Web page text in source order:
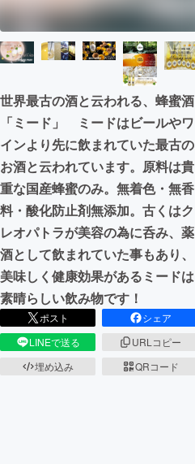
CAMPFIREふるさと納税
世界最古の酒と云われる、蜂蜜酒
「ミード」 ミードはビールやワ
インより先に飲まれていた最古の
お酒と云われています。原料は貴
重な国産蜂蜜のみ。無着色・無香
料・酸化防止剤無添加。古くはク
レオパトラが美容の為に呑み、薬
酒として飲まれていた事もあり、
美味しく健康効果があるミードは
素晴らしい飲み物です！
ポスト
シェア
LINEで送る
URLコピー
埋め込み
QRコード